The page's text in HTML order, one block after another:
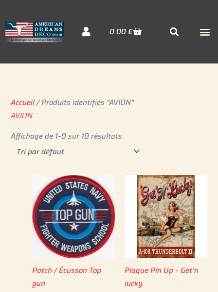
au
contenu
0.00€Cart
Accueil/ Produits identifiés “AVION”
AVION
Affichage de 1–9 sur 10 résultats
Patch / Écusson Top
gun
Plaque Pin Up – Get’n
lucky